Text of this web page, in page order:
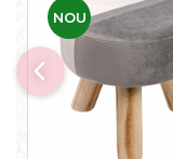
NOU